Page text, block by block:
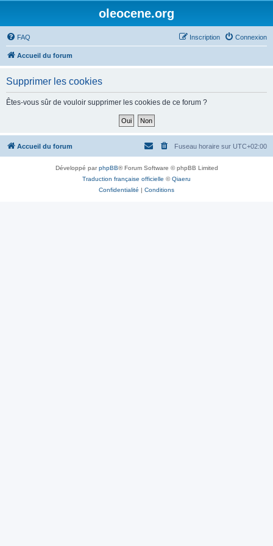
oleocene.org
FAQ Connexion
Inscription
Accueil du forum
Supprimer les cookies
Êtes-vous sûr de vouloir supprimer les cookies de ce forum ?
Accueil du forum Fuseau horaire sur UTC+02:00
Développé parphpBB® Forum Software © phpBB Limited
Traduction française officielle ©Qiaeru
Confidentialité | Conditions